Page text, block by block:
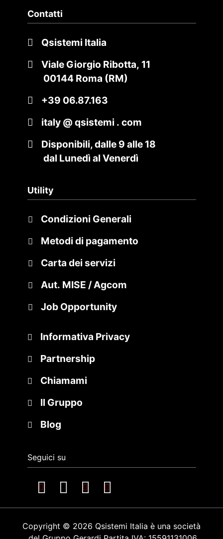
Contatti
Qsistemi Italia
Viale Giorgio Ribotta, 11
00144 Roma (RM)
+39 06.87.163
italy @ qsistemi . com
Disponibili, dalle 9 alle 18
dal Lunedì al Venerdì
Utility
Condizioni Generali
Metodi di pagamento
Carta dei servizi
Aut. MISE / Agcom
Job Opportunity
Informativa Privacy
Partnership
Chiamami
Il Gruppo
Blog
Seguici su
Copyright © 2026 Qsistemi Italia è una società